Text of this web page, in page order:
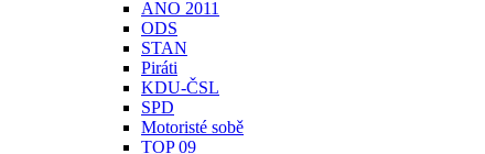
ANO 2011
ODS
STAN
Piráti
KDU-ČSL
SPD
Motoristé sobě
TOP 09